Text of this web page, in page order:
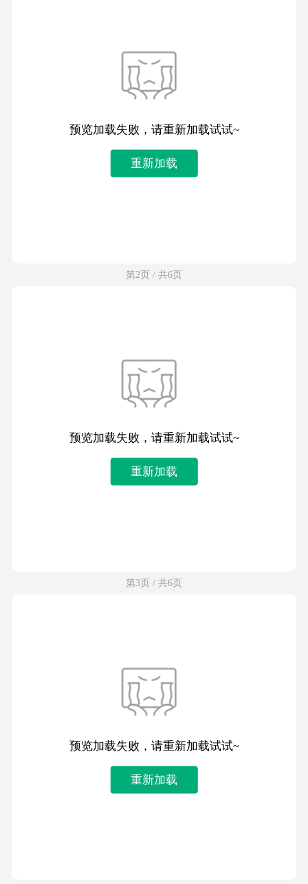
预览加载失败，请重新加载试试~
重新加载
第2页 / 共6页
预览加载失败，请重新加载试试~
重新加载
第3页 / 共6页
预览加载失败，请重新加载试试~
重新加载